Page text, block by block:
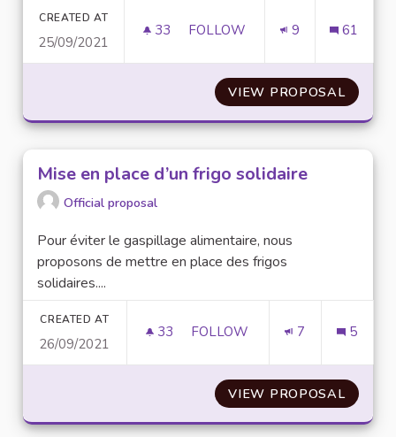
CREATED AT
25/09/2021
33 33 FOLLOWERS
FOLLOW 9 61
VIEW PROPOSAL
Mise en place d’un frigo solidaire
Official proposal
Pour éviter le gaspillage alimentaire, nous
proposons de mettre en place des frigos
solidaires....
CREATED AT
26/09/2021
33 33 FOLLOWERS
FOLLOW 7 5
VIEW PROPOSALMISE